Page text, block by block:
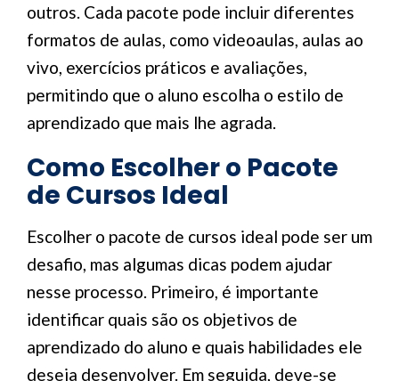
outros. Cada pacote pode incluir diferentes
formatos de aulas, como videoaulas, aulas ao
vivo, exercícios práticos e avaliações,
permitindo que o aluno escolha o estilo de
aprendizado que mais lhe agrada.
Como Escolher o Pacote
de Cursos Ideal
Escolher o pacote de cursos ideal pode ser um
desafio, mas algumas dicas podem ajudar
nesse processo. Primeiro, é importante
identificar quais são os objetivos de
aprendizado do aluno e quais habilidades ele
deseja desenvolver. Em seguida, deve-se